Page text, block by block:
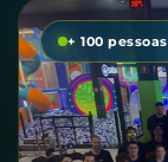
+ 100